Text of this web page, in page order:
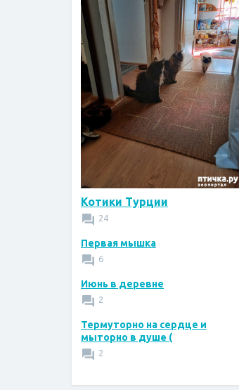
Котики Турции
24
Первая мышка
6
Июнь в деревне
2
Термуторно на сердце и
мыторно в душе (
2